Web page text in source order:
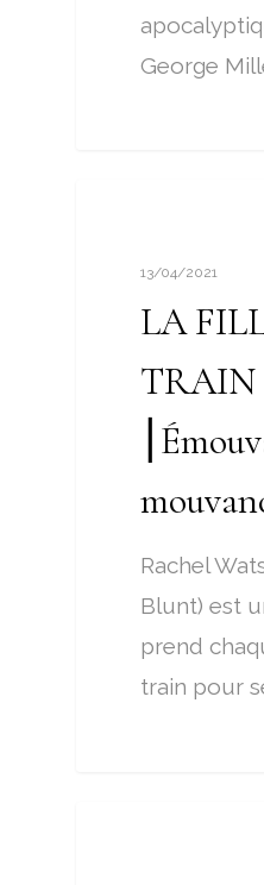
George
13/04/2021
LA
TRAIN
Rachel
Blunt) est
prend
train pour